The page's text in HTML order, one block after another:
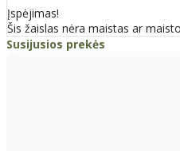
Įspėjimas!
Šis žaislas nėra maistas ar
Susijusios prekės